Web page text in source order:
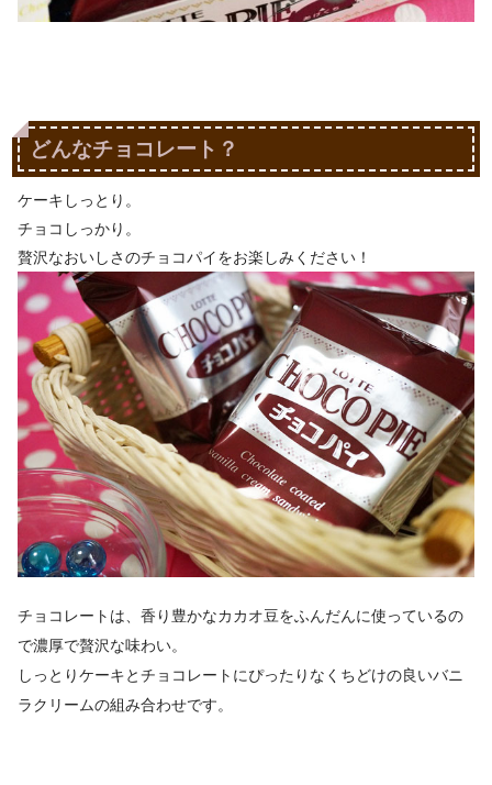
どんなチョコレート？
ケーキしっとり。
チョコしっかり。
贅沢なおいしさのチョコパイをお楽しみください！
チョコレートは、香り豊かなカカオ豆をふんだんに使っているの
で濃厚で贅沢な味わい。
しっとりケーキとチョコレートにぴったりなくちどけの良いバニ
ラクリームの組み合わせです。